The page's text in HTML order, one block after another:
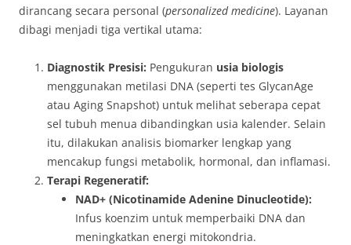
dirancang secara personal (personalized medicine). Layanan
dibagi menjadi tiga vertikal utama:
Diagnostik Presisi: Pengukuran usia biologis
menggunakan metilasi DNA (seperti tes GlycanAge
atau Aging Snapshot) untuk melihat seberapa cepat
sel tubuh menua dibandingkan usia kalender. Selain
itu, dilakukan analisis biomarker lengkap yang
mencakup fungsi metabolik, hormonal, dan inflamasi.
Terapi Regeneratif:
NAD+ (Nicotinamide Adenine Dinucleotide):
Infus koenzim untuk memperbaiki DNA dan
meningkatkan energi mitokondria.